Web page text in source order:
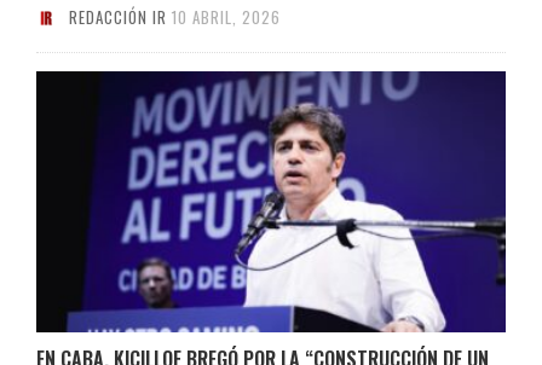
REDACCIÓN IR 10 ABRIL, 2026
EN CABA, KICILLOF BREGÓ POR LA “CONSTRUCCIÓN DE UN